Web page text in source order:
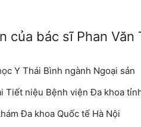
của bác sĩ Phan Văn
Y Thái Bình ngành Ngoại sản
Tiết niệu Bệnh viện Đa khoa
Đa khoa Quốc tế Hà Nội